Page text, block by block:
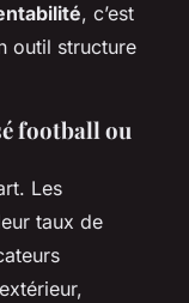
, c’est
outil structure
football ou
Les
taux de